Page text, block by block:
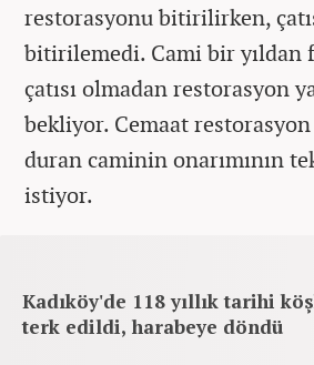
restorasyonu bitirilirken,
bitirilemedi. Cami bir yıldan
çatısı olmadan restorasyon
bekliyor. Cemaat restorasyon
duran caminin onarımının
istiyor.
Kadıköy'de 118 yıllık tarihi
terk edildi, harabeye döndü